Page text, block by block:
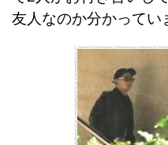
友人なのか分かってい